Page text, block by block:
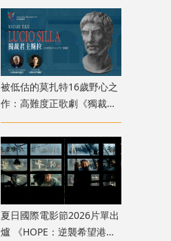
被低估的莫扎特16歲野心之
作：高難度正歌劇《獨裁君
主斯拉》迎來香港首演
夏日國際電影節2026片單出
爐 《HOPE：逆襲希望港》